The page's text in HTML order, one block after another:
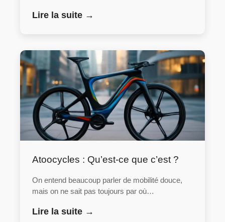
Lire la suite →
Atoocycles : Qu’est-ce que c’est ?
On entend beaucoup parler de mobilité douce,
mais on ne sait pas toujours par où…
Lire la suite →